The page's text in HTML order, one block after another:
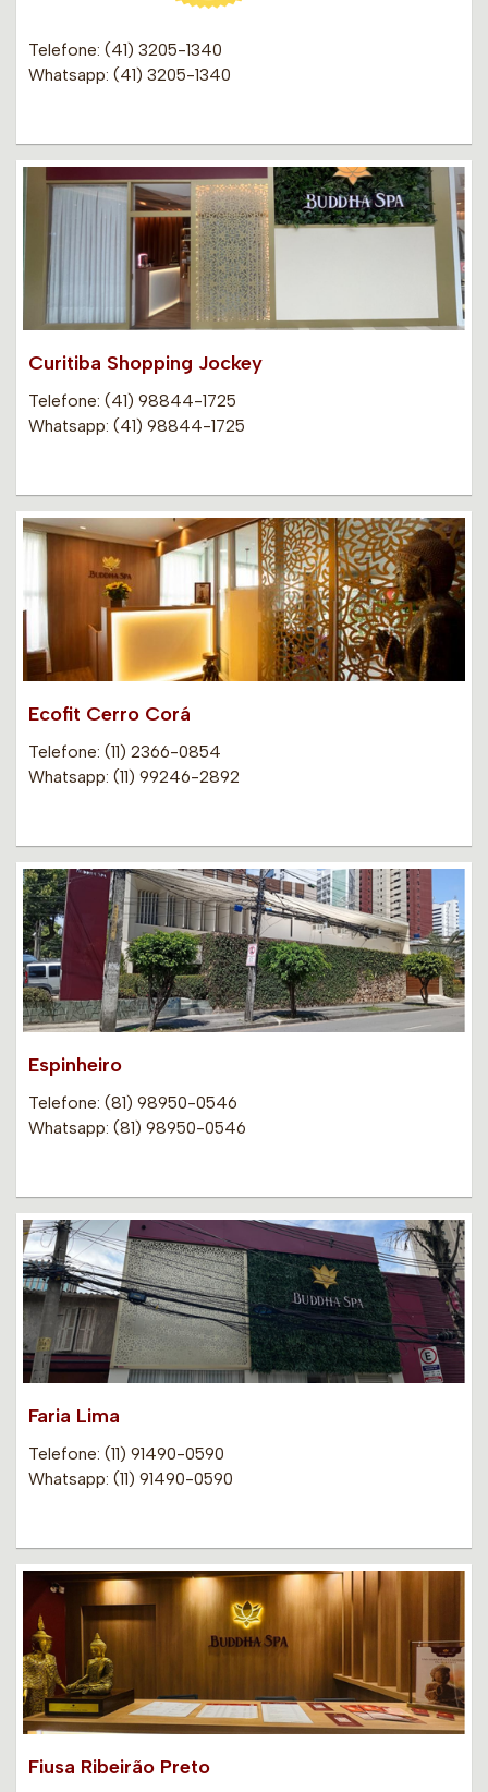
Telefone: (41) 3205-1340
Whatsapp: (41) 3205-1340
Curitiba Shopping Jockey
Telefone: (41) 98844-1725
Whatsapp: (41) 98844-1725
Ecofit Cerro Corá
Telefone: (11) 2366-0854
Whatsapp: (11) 99246-2892
Espinheiro
Telefone: (81) 98950-0546
Whatsapp: (81) 98950-0546
Faria Lima
Telefone: (11) 91490-0590
Whatsapp: (11) 91490-0590
Fiusa Ribeirão Preto